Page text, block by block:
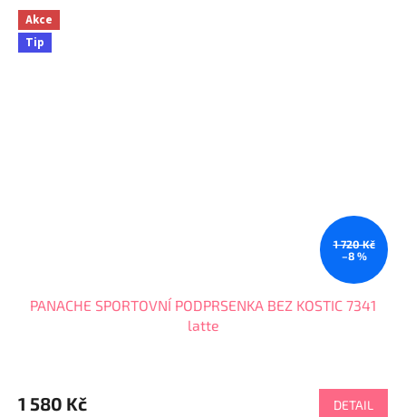
Akce
Tip
1 720 Kč
–8 %
PANACHE SPORTOVNÍ PODPRSENKA BEZ KOSTIC 7341
latte
produktu
1 580 Kč DETAIL